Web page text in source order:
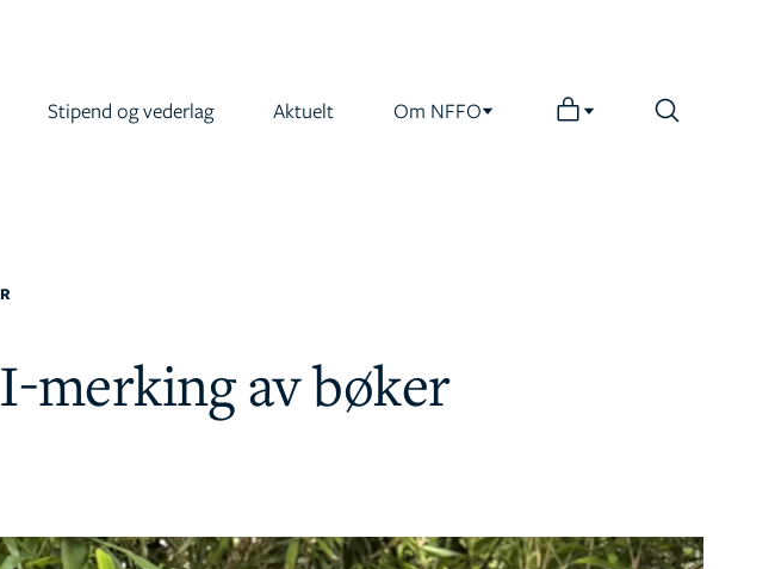
Stipend og vederlag Aktuelt Om NFFO
merking av bøker